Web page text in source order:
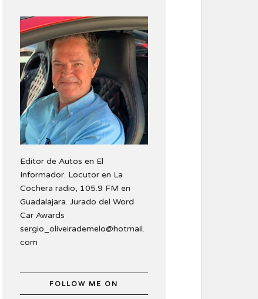
Editor de Autos en El
Informador. Locutor en La
Cochera radio, 105.9 FM en
Guadalajara. Jurado del Word
Car Awards
sergio_oliveirademelo@hotmail.
com
FOLLOW ME ON